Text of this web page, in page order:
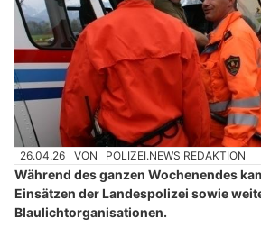
26.04.26 VON POLIZEI.NEWS REDAKTION
Während des ganzen Wochenendes
Einsätzen der Landespolizei sowie
Blaulichtorganisationen.